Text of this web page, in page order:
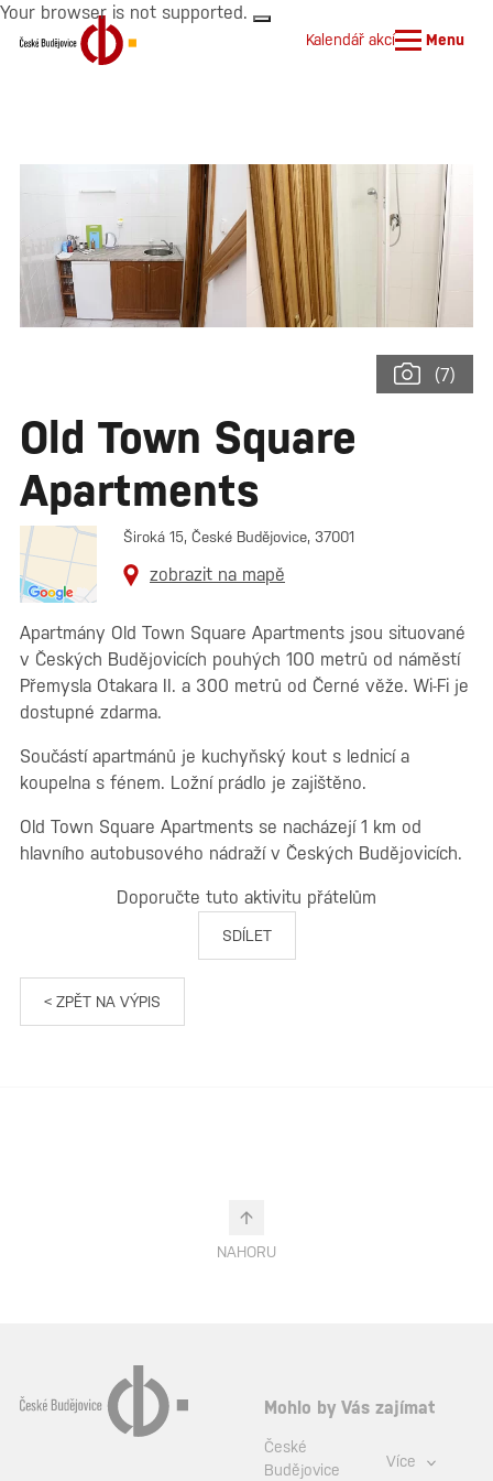
Your browser is not supported.
Kalendář akcí Menu
(7)
Old Town Square
Apartments
Široká 15, České Budějovice, 37001
zobrazit na mapě
Apartmány Old Town Square Apartments jsou situované
v Českých Budějovicích pouhých 100 metrů od náměstí
Přemysla Otakara II. a 300 metrů od Černé věže. Wi-Fi je
dostupné zdarma.
Součástí apartmánů je kuchyňský kout s lednicí a
koupelna s fénem. Ložní prádlo je zajištěno.
Old Town Square Apartments se nacházejí 1 km od
hlavního autobusového nádraží v Českých Budějovicích.
Doporučte tuto aktivitu přátelům
SDÍLET
< ZPĚT NA VÝPIS
NAHORU
Mohlo by Vás zajímat
České
Budějovice
Více